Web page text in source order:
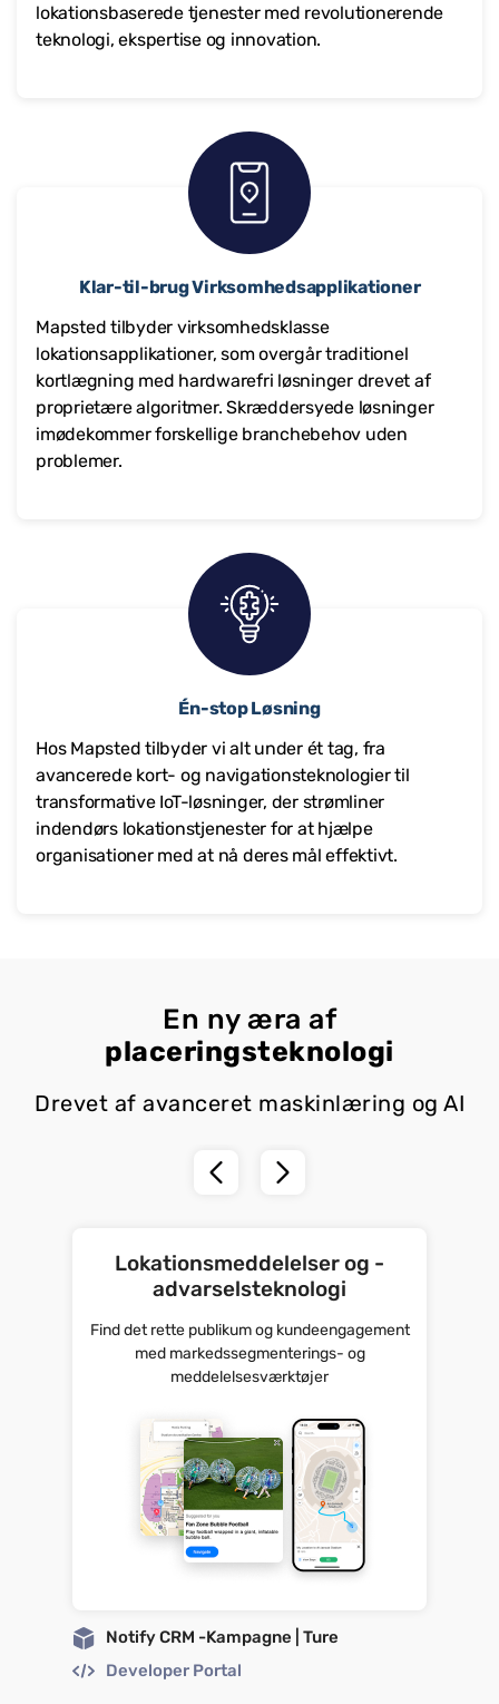
lokationsbaserede tjenester med revolutionerende
teknologi, ekspertise og innovation.
Klar-til-brug Virksomhedsapplikationer
Mapsted tilbyder virksomhedsklasse
lokationsapplikationer, som overgår traditionel
kortlægning med hardwarefri løsninger drevet af
proprietære algoritmer. Skræddersyede løsninger
imødekommer forskellige branchebehov uden
problemer.
Én-stop Løsning
Hos Mapsted tilbyder vi alt under ét tag, fra
avancerede kort- og navigationsteknologier til
transformative IoT-løsninger, der strømliner
indendørs lokationstjenester for at hjælpe
organisationer med at nå deres mål effektivt.
En ny æra af
placeringsteknologi
Drevet af avanceret maskinlæring og AI
Lokationsmeddelelser og -
advarselsteknologi
Find det rette publikum og kundeengagement
med markedssegmenterings- og
meddelelsesværktøjer
Notify CRM -Kampagne | Ture
Developer Portal